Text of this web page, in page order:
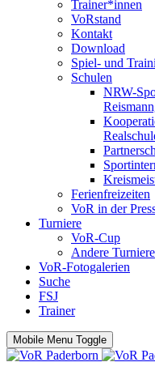
Trainer*innen
VoRstand
Kontakt
Download
Spiel- und
Schulen
NRW-
Ferienfreizeiten
VoR in der
Turniere
VoR-Cup
Andere Turniere
VoR-Fotogalerien
Suche
FSJ
Trainer
Mobile Menu Toggle